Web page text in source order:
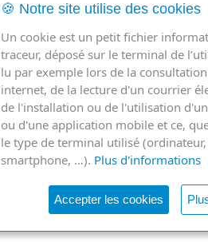
🍪 Notre site utilise des cookies
Un cookie est un petit fichier
traceur, déposé sur le terminal de
lu par exemple lors de la
internet, de la lecture d'un courrier
de l'installation ou de l'utilisation
ou d'une application mobile et ce,
le type de terminal utilisé (ordinateur,
smartphone, …). Plus d'informations
Accepter les cookies